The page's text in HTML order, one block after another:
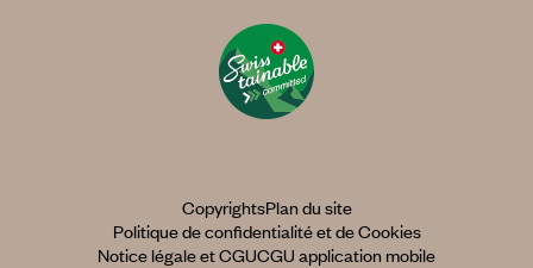
CopyrightsPlan du site
Politique de confidentialité et de Cookies
Notice légale et CGUCGU application mobile